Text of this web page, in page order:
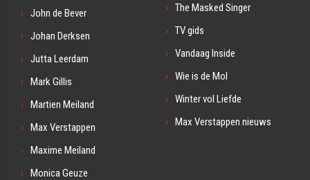
John de Bever
Johan Derksen
Jutta Leerdam
Mark Gillis
Martien Meiland
Max Verstappen
Maxime Meiland
Monica Geuze
The Masked Singer
TV gids
Vandaag Inside
Wie is de Mol
Winter vol Liefde
Max Verstappen nieuws